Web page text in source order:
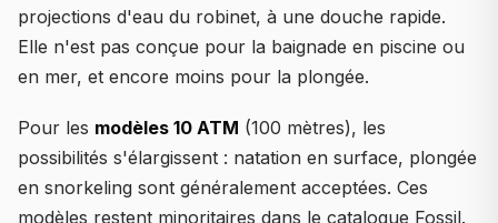
projections d'eau du robinet, à une douche rapide.
Elle n'est pas conçue pour la baignade en piscine ou
en mer, et encore moins pour la plongée.
Pour les modèles 10 ATM (100 mètres), les
possibilités s'élargissent : natation en surface, plongée
en snorkeling sont généralement acceptées. Ces
modèles restent minoritaires dans le catalogue Fossil.